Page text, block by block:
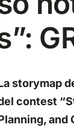
storymap
contest
and